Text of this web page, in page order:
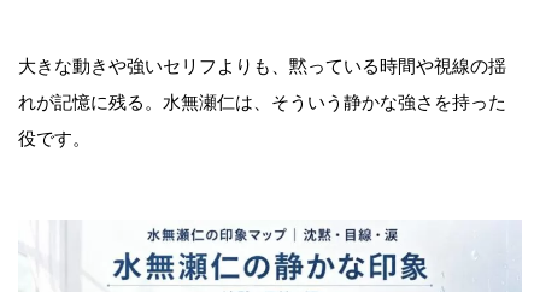
大きな動きや強いセリフよりも、黙っている時間や視線の揺
れが記憶に残る。水無瀬仁は、そういう静かな強さを持った
役です。